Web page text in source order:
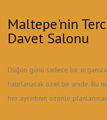
Maltepe'nin
Davet Salonu
Düğün günü sadece bir
hatırlanacak özel bir anıdır.
her ayrıntının özenle